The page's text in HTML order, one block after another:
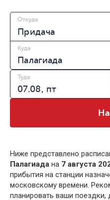
Откуда
Куда
Туда
Ниже представлено
Палагиада на 7 августа
прибытия на станции
московскому времени.
планировать ваши поездки,